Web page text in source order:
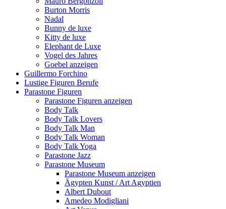
Burton Morris
Nadal
Bunny de luxe
Kitty de luxe
Elephant de Luxe
Vogel des Jahres
Goebel anzeigen
Guillermo Forchino
Lustige Figuren Berufe
Parastone Figuren
Parastone Figuren anzeigen
Body Talk
Body Talk Lovers
Body Talk Man
Body Talk Woman
Body Talk Yoga
Parastone Jazz
Parastone Museum
Parastone Museum anzeigen
Ägypten Kunst / Art Agyptien
Albert Dubout
Amedeo Modigliani